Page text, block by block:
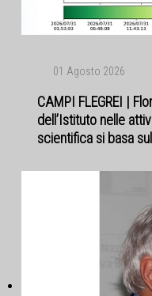
01 Agosto 2026
CAMPI FLEGREI |
dell’Istituto nelle
scientifica si basa